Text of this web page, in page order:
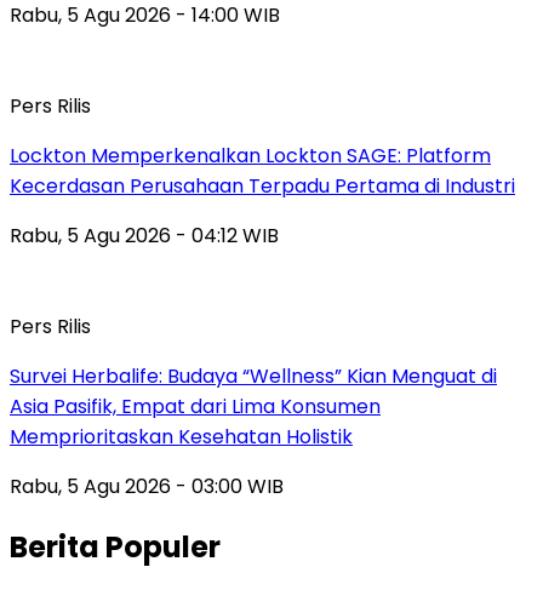
Rabu, 5 Agu 2026 - 14:00 WIB
Pers Rilis
Lockton Memperkenalkan Lockton SAGE: Platform
Kecerdasan Perusahaan Terpadu Pertama di Industri
Rabu, 5 Agu 2026 - 04:12 WIB
Pers Rilis
Survei Herbalife: Budaya “Wellness” Kian Menguat di
Asia Pasifik, Empat dari Lima Konsumen
Memprioritaskan Kesehatan Holistik
Rabu, 5 Agu 2026 - 03:00 WIB
Berita Populer